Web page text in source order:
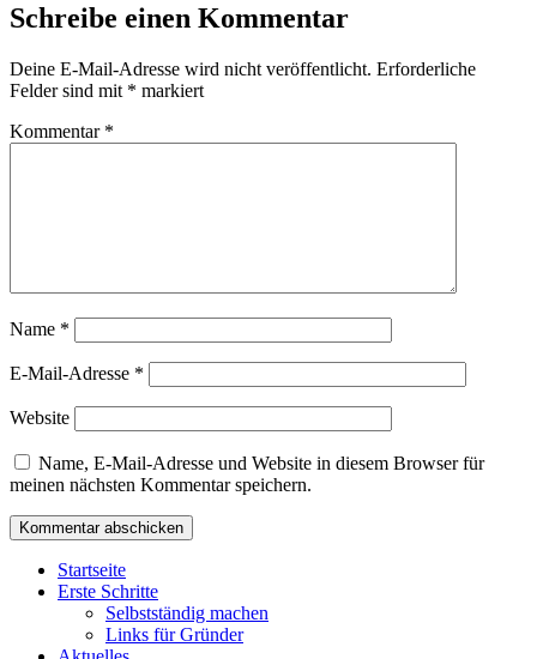
Schreibe einen Kommentar
Deine E-Mail-Adresse wird nicht veröffentlicht. Erforderliche
Felder sind mit * markiert
Kommentar *
Name *
E-Mail-Adresse *
Website
Name, E-Mail-Adresse und Website in diesem Browser für
meinen nächsten Kommentar speichern.
Startseite
Erste Schritte
Selbstständig machen
Links für Gründer